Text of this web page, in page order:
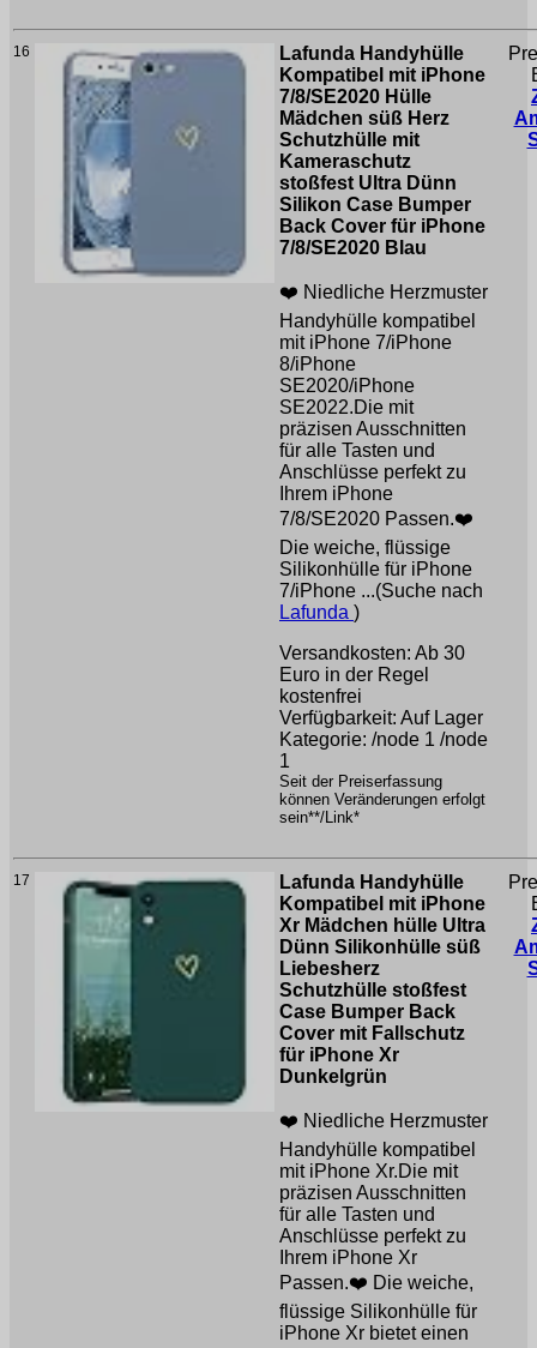
16
Lafunda Handyhülle
Kompatibel mit iPhone
7/8/SE2020 Hülle
Mädchen süß Herz
Schutzhülle mit
Kameraschutz
stoßfest Ultra Dünn
Silikon Case Bumper
Back Cover für iPhone
7/8/SE2020 Blau
❤️ Niedliche Herzmuster
Handyhülle kompatibel
mit iPhone 7/iPhone
8/iPhone
SE2020/iPhone
SE2022.Die mit
präzisen Ausschnitten
für alle Tasten und
Anschlüsse perfekt zu
Ihrem iPhone
7/8/SE2020 Passen.❤️
Die weiche, flüssige
Silikonhülle für iPhone
7/iPhone ...(Suche nach
Lafunda )
Versandkosten: Ab 30
Euro in der Regel
kostenfrei
Verfügbarkeit: Auf Lager
Kategorie: /node 1 /node
1
Seit der Preiserfassung
können Veränderungen erfolgt
sein**/Link*
17
Lafunda Handyhülle
Kompatibel mit iPhone
Xr Mädchen hülle Ultra
Dünn Silikonhülle süß
Liebesherz
Schutzhülle stoßfest
Case Bumper Back
Cover mit Fallschutz
für iPhone Xr
Dunkelgrün
❤️ Niedliche Herzmuster
Handyhülle kompatibel
mit iPhone Xr.Die mit
präzisen Ausschnitten
für alle Tasten und
Anschlüsse perfekt zu
Ihrem iPhone Xr
Passen.❤️ Die weiche,
flüssige Silikonhülle für
iPhone Xr bietet einen